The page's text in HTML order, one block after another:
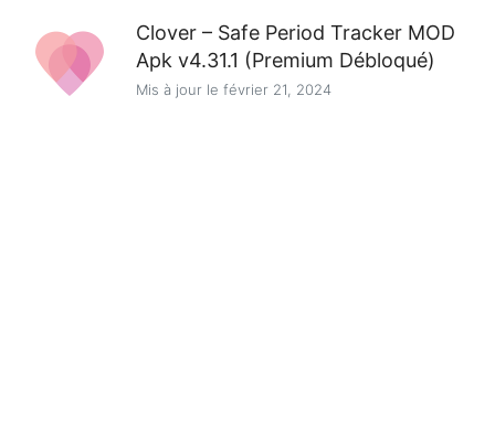
Clover – Safe Period Tracker MOD
Apk v4.31.1 (Premium Débloqué)
Mis à jour le février 21, 2024